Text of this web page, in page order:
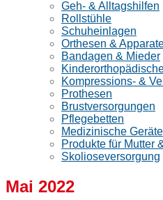
Geh- & Alltagshilfen
Rollstühle
Schuheinlagen
Orthesen &
Bandagen & Mieder
Kompressions- &
Prothesen
Brustversorgungen
Pflegebetten
Medizinische Geräte
Produkte für Mutter
Skolioseversorgung
Mai 2022